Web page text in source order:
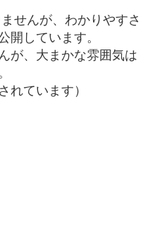
せんが、わかりやすさ
開しています。
が、大まかな雰囲気は
れています）